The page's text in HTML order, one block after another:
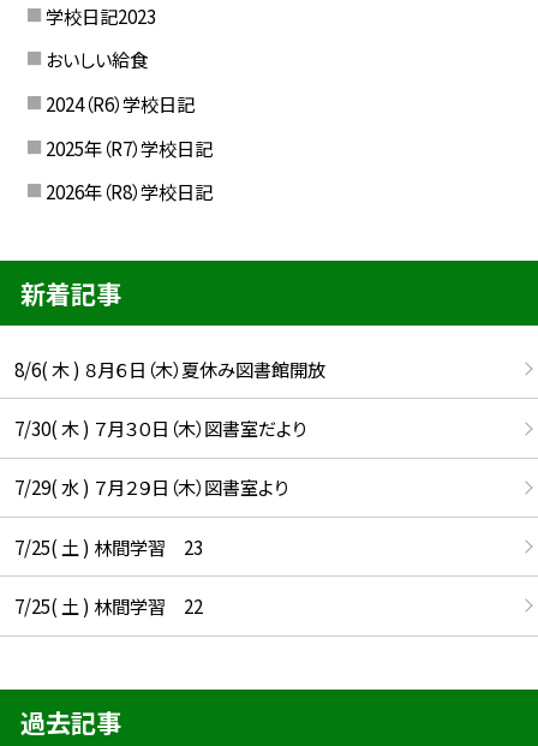
学校日記2023
おいしい給食
2024（R6）学校日記
2025年（R7）学校日記
2026年（R8）学校日記
新着記事
8/6( 木 ) ８月６日（木）夏休み図書館開放
7/30( 木 ) ７月３０日（木）図書室だより
7/29( 水 ) ７月２９日（木）図書室より
7/25( 土 ) 林間学習 23
7/25( 土 ) 林間学習 22
過去記事